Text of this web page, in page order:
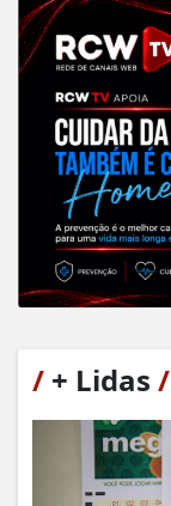
/ + Lidas /